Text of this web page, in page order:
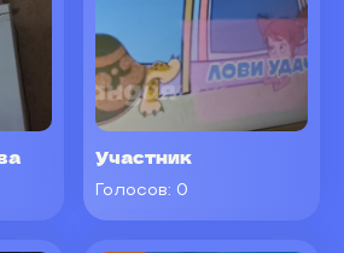
Участник
Голосов: 0